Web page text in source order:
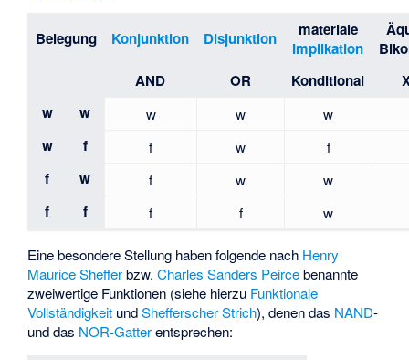
Belegung Konjunktion Disjunktion
materiale
Implikation
AND
OR Konditional
w
w w w w
w f f w f
f w f w w
f f f f w
Eine besondere Stellung haben folgende nach Henry
Maurice Shefferbzw.Charles Sanders Peircebenannte
zweiwertige Funktionen (siehe hierzu Funktionale
Vollständigkeit undShefferscher Strich), denen das NAND-
und das NOR-Gatterentsprechen: